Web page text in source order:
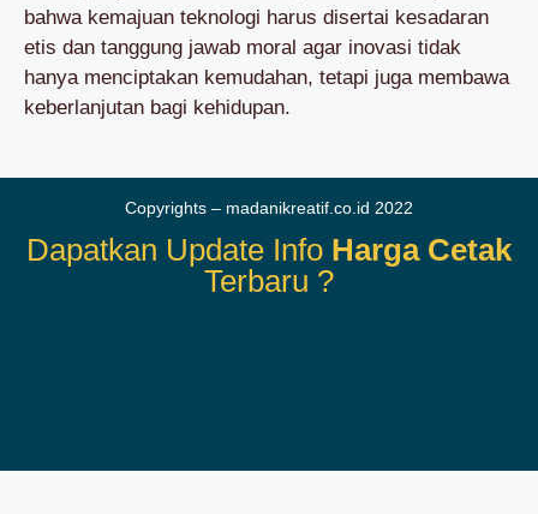
bahwa kemajuan teknologi harus disertai kesadaran
etis dan tanggung jawab moral agar inovasi tidak
hanya menciptakan kemudahan, tetapi juga membawa
keberlanjutan bagi kehidupan.
Copyrights – madanikreatif.co.id 2022
Dapatkan Update Info Harga Cetak
Terbaru ?